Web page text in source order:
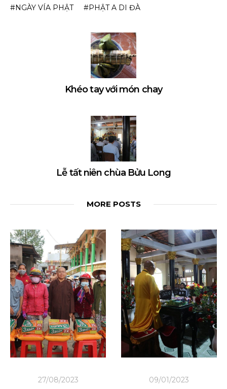
NGÀY VÍA PHẬT PHẬT A DI ĐÀ
Khéo tay với món chay
Lễ tất niên chùa Bửu Long
MORE POSTS
27/08/2023 09/01/2023